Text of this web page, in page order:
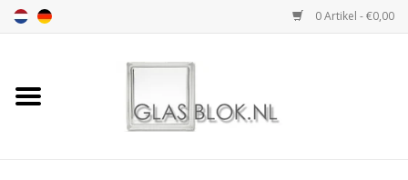
0 Artikel - €0,00
Startseite